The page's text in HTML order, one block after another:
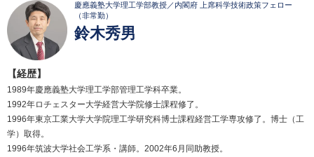
慶應義塾大学理工学部教授／内閣府 上席科学技術政策フェロー
（非常勤）
鈴木秀男
【経歴】
1989年慶應義塾大学理工学部管理工学科卒業。
1992年ロチェスター大学経営大学院修士課程修了。
1996年東京工業大学大学院理工学研究科博士課程経営工学専攻修了。博士（工
学）取得。
1996年筑波大学社会工学系・講師。2002年6月同助教授。